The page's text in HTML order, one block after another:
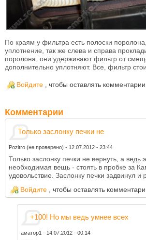
По краям у фильтра есть полоски
уплотнение, так же слева и справа
поролона, они удерживают фильтр от
дополнительно уплотняют. Все, фильтр
Войдите , чтобы оставлять комментарии
Комментарии
Только заслонку печки не
Pozitro (не проверено) - 12.07.2012 - 23:44
Только заслонку печки не вернуть, а ведь
необходимая вещь - стоять в пробке за
удовольствие. Заслонку печки задвинул и
Войдите
, чтобы оставлять
+100! Но мы ведь умнее всех
аматор1 - 14.07.2012 - 00:14